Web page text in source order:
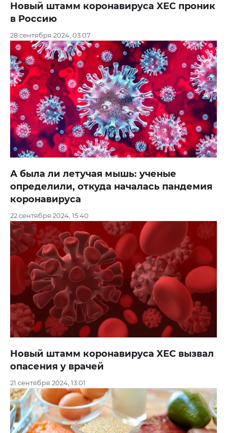
Новый штамм коронавируса XEC проник
в Россию
28 сентября 2024, 03:07
А была ли летучая мышь: ученые
определили, откуда началась пандемия
коронавируса
22 сентября 2024, 15:40
Новый штамм коронавируса XEC вызвал
опасения у врачей
21 сентября 2024, 13:01